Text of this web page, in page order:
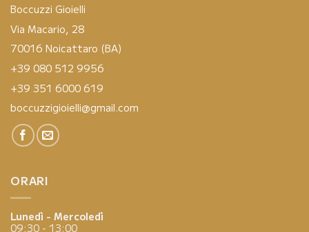
Boccuzzi Gioielli
Via Macario, 28
70016 Noicattaro (BA)
+39 080 512 9956
+39 351 6000 619
boccuzzigioielli@gmail.com
ORARI
Lunedì - Mercoledì
09:30 - 13:00